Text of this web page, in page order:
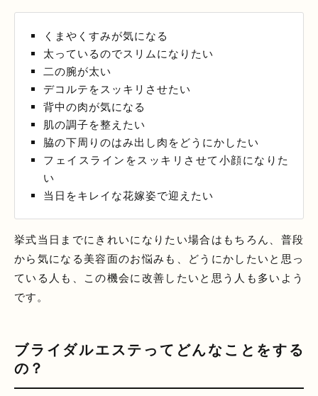
くまやくすみが気になる
太っているのでスリムになりたい
二の腕が太い
デコルテをスッキリさせたい
背中の肉が気になる
肌の調子を整えたい
脇の下周りのはみ出し肉をどうにかしたい
フェイスラインをスッキリさせて小顔になりた
い
当日をキレイな花嫁姿で迎えたい
挙式当日までにきれいになりたい場合はもちろん、普段
から気になる美容面のお悩みも、どうにかしたいと思っ
ている人も、この機会に改善したいと思う人も多いよう
です。
ブライダルエステってどんなことをする
の？